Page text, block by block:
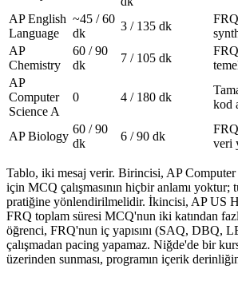
AP English
Language
~45 / 60
dk
3 / 135 dk
AP
Chemistry
60 / 90
dk
7 / 105 dk
AP
Computer
Science A
0 4 / 180 dk
kod
AP Biology
60 / 90
dk
6 / 90 dk
veri
Tablo, iki mesaj verir. Birincisi, AP Computer
için MCQ çalışmasının hiçbir anlamı yoktur;
pratiğine yönlendirilmelidir. İkincisi, AP US
FRQ toplam süresi MCQ'nun iki katından
öğrenci, FRQ'nun iç yapısını (SAQ, DBQ,
çalışmadan pacing yapamaz. Niğde'de bir
üzerinden sunması, programın içerik